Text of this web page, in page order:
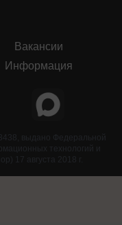
Вакансии
Информация
выдано Федеральной
технологий и
17 августа 2018 г.